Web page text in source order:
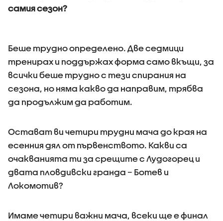
самия сезон?
Беше трудно определено. Две седмици
тренирах и поддържах форма само вкъщи, за
всички беше трудно с тези спирания на
сезона, но няма какво да направим, трябва
да продължим да работим.
Остават ви четири трудни мача до края на
есенния дял от първенството. Какви са
очакванията ти за срещите с Лудогорец и
двата пловдивски гранда – Ботев и
Локомотив?
Имаме четири важни мача, всеки ще е финал